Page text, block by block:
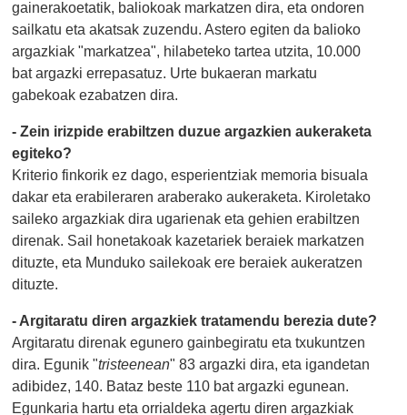
gainerakoetatik, baliokoak markatzen dira, eta ondoren
sailkatu eta akatsak zuzendu. Astero egiten da balioko
argazkiak "markatzea", hilabeteko tartea utzita, 10.000
bat argazki errepasatuz. Urte bukaeran markatu
gabekoak ezabatzen dira.
- Zein irizpide erabiltzen duzue argazkien aukeraketa
egiteko?
Kriterio finkorik ez dago, esperientziak memoria bisuala
dakar eta erabileraren araberako aukeraketa. Kiroletako
saileko argazkiak dira ugarienak eta gehien erabiltzen
direnak. Sail honetakoak kazetariek beraiek markatzen
dituzte, eta Munduko sailekoak ere beraiek aukeratzen
dituzte.
- Argitaratu diren argazkiek tratamendu berezia dute?
Argitaratu direnak egunero gainbegiratu eta txukuntzen
dira. Egunik "tristeenean" 83 argazki dira, eta igandetan
adibidez, 140. Bataz beste 110 bat argazki egunean.
Egunkaria hartu eta orrialdeka agertu diren argazkiak